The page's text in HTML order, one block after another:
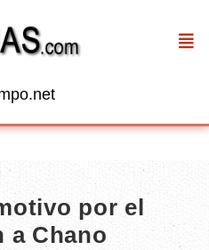
por el
a Chano